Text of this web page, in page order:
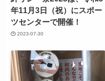
年11月3日（祝）にスポー
ツセンターで開催！
2023-07-30